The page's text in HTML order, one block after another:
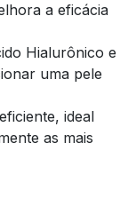
a eficácia
Hialurônico e
uma pele
ideal
as mais